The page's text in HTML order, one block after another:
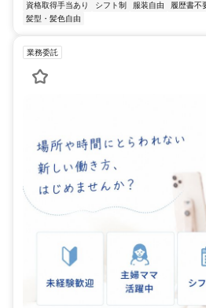
資格取得手当あり
シフト制 服装自由 履歴書不
髪型・髪色自由
業務委託